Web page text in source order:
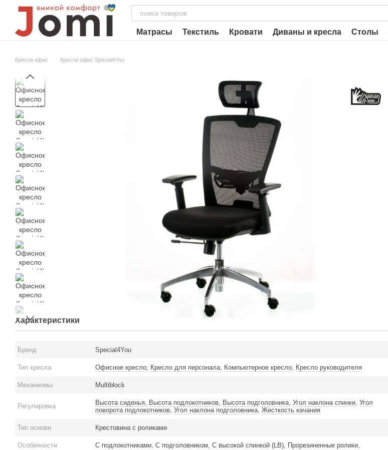
Перейти к основному контенту
Матрасы Текстиль Кровати Диваны и кресла Столы
Кресла офис Кресла офис Special4You
Характеристики
Бренд Special4You
Тип кресла Офисное кресло Кресло для персонала Компьютерное кресло Кресло руководителя
Механизмы Multiblock
Регулировка Высота сиденья Высота подлокотников Высота подголовника Угол наклона спинки Угол
поворота подлокотников Угол наклона подголовника Жесткость качания
Тип основи Крестовина с роликами
Особенности
С подлокотниками, С подголовником, С высокой спинкой (LB), Прорезиненные ролики,